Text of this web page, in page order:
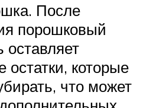
После
порошковый
оставляет
остатки, которые
что может